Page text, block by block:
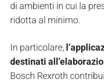
di ambienti in cui la
ridotta al minimo.
In particolare,
destinati
Bosch Rexroth